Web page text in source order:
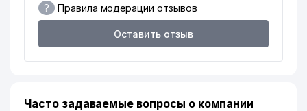
? Правила модерации отзывов
Оставить отзыв
Часто задаваемые вопросы о компании